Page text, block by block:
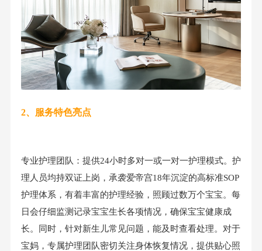
2、服务特色亮点
专业护理团队：提供24小时多对一或一对一护理模式。护
理人员均持双证上岗，承袭爱帝宫18年沉淀的高标准SOP
护理体系，有着丰富的护理经验，照顾过数万个宝宝。每
日会仔细监测记录宝宝生长各项情况，确保宝宝健康成
长。同时，针对新生儿常见问题，能及时查看处理。对于
宝妈，专属护理团队密切关注身体恢复情况，提供贴心照